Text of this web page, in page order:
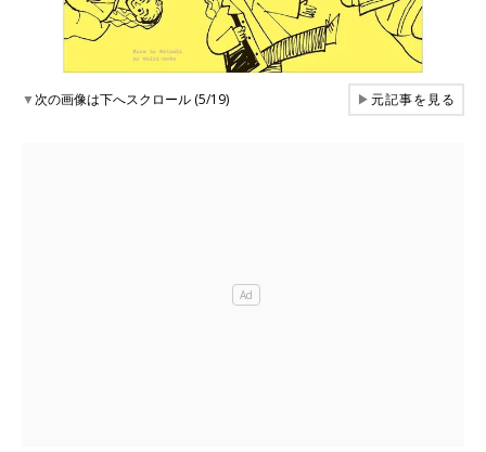
▼次の画像は下へスクロール (5/19) ▶元記事を見る